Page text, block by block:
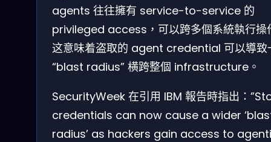
agents 往往擁有 service-to-service 的
privileged access，可以跨多個系統執行操
这意味着盗取的 agent credential 可以導致
“blast radius” 横跨整個 infrastructure。
SecurityWeek 在引用 IBM 報告時指出：
credentials can now cause a wider
radius’ as hackers gain access to